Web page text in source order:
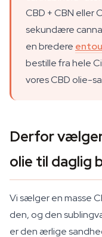
CBD + CBN eller
sekundære
en bredere
bestille fra hele
vores CBD olie-
Derfor
olie til daglig
Vi sælger en masse
den, og den
er den ærlige